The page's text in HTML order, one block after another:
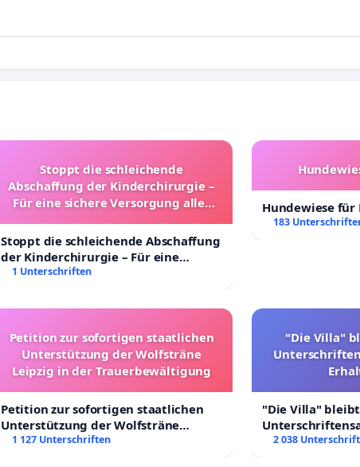
Stoppt die schleichende
Abschaffung der Kinderchirurgie –
Für eine sichere Versorgung aller
Stoppt die schleichende Abschaffung
der Kinderchirurgie – Für eine
sichere Versorgung aller Kinder in
1 Unterschriften
Hundewiese für
183
Petition zur sofortigen staatlichen
Unterstützung der Wolfsträne
Leipzig in der Trauerbewältigung
Petition zur sofortigen staatlichen
Unterstützung der Wolfsträne
Leipzig in der Trauerbewältigung
1 127 Unterschriften
"Die Villa"
"Die Villa" bleibt
Erhalt der Villa
2 038